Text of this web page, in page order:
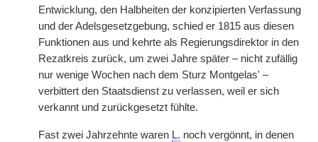
Entwicklung, den Halbheiten der konzipierten Verfassung
und der Adelsgesetzgebung, schied er 1815 aus diesen
Funktionen aus und kehrte als Regierungsdirektor in den
Rezatkreis zurück, um zwei Jahre später – nicht zufällig
nur wenige Wochen nach dem Sturz Montgelas' –
verbittert den Staatsdienst zu verlassen, weil er sich
verkannt und zurückgesetzt fühlte.
Fast zwei Jahrzehnte waren L. noch vergönnt, in denen